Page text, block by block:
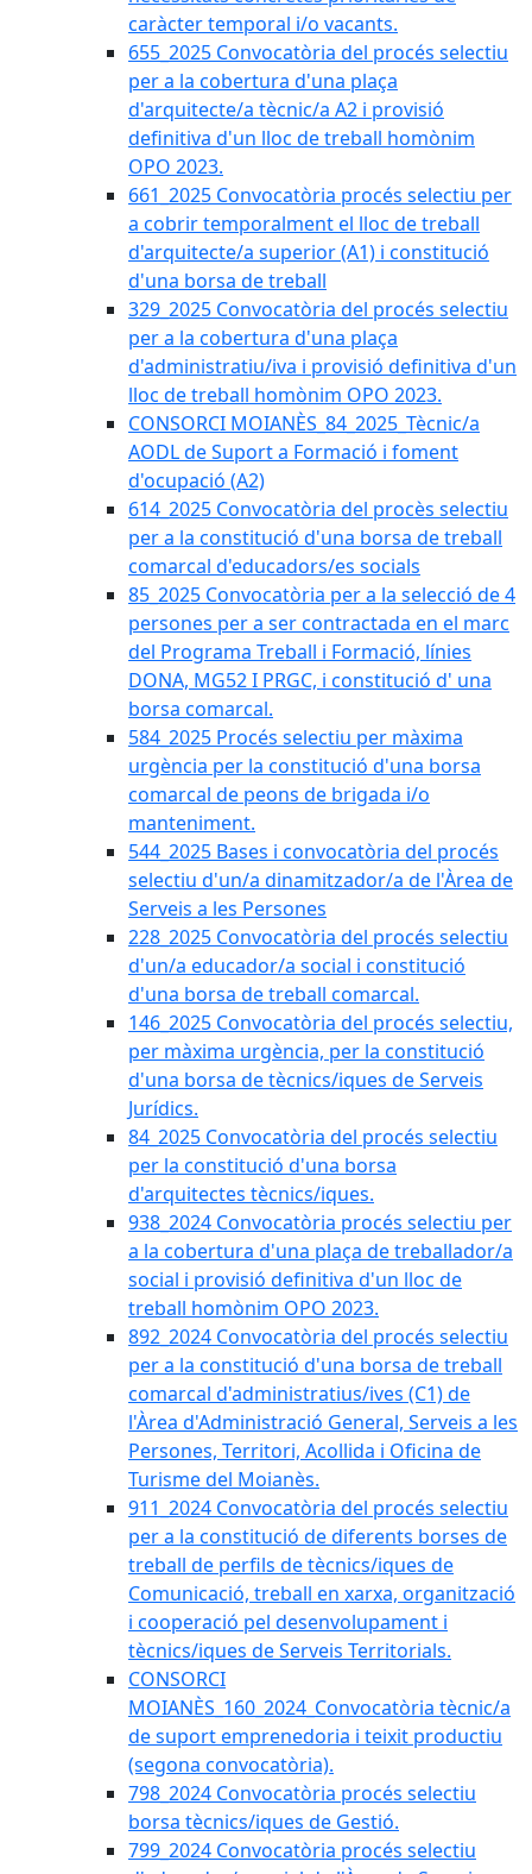
caràcter temporal i/o vacants.
655_2025 Convocatòria del procés selectiu
per a la cobertura d'una plaça
d'arquitecte/a tècnic/a A2 i provisió
definitiva d'un lloc de treball homònim
OPO 2023.
661_2025 Convocatòria procés selectiu per
a cobrir temporalment el lloc de treball
d'arquitecte/a superior (A1) i constitució
d'una borsa de treball
329_2025 Convocatòria del procés selectiu
per a la cobertura d'una plaça
d'administratiu/iva i provisió definitiva d'un
lloc de treball homònim OPO 2023.
CONSORCI MOIANÈS_84_2025_Tècnic/a
AODL de Suport a Formació i foment
d'ocupació (A2)
614_2025 Convocatòria del procès selectiu
per a la constitució d'una borsa de treball
comarcal d'educadors/es socials
85_2025 Convocatòria per a la selecció de 4
persones per a ser contractada en el marc
del Programa Treball i Formació, línies
DONA, MG52 I PRGC, i constitució d' una
borsa comarcal.
584_2025 Procés selectiu per màxima
urgència per la constitució d'una borsa
comarcal de peons de brigada i/o
manteniment.
544_2025 Bases i convocatòria del procés
selectiu d'un/a dinamitzador/a de l'Àrea de
Serveis a les Persones
228_2025 Convocatòria del procés selectiu
d'un/a educador/a social i constitució
d'una borsa de treball comarcal.
146_2025 Convocatòria del procés selectiu,
per màxima urgència, per la constitució
d'una borsa de tècnics/iques de Serveis
Jurídics.
84_2025 Convocatòria del procés selectiu
per la constitució d'una borsa
d'arquitectes tècnics/iques.
938_2024 Convocatòria procés selectiu per
a la cobertura d'una plaça de treballador/a
social i provisió definitiva d'un lloc de
treball homònim OPO 2023.
892_2024 Convocatòria del procés selectiu
per a la constitució d'una borsa de treball
comarcal d'administratius/ives (C1) de
l'Àrea d'Administració General, Serveis a les
Persones, Territori, Acollida i Oficina de
Turisme del Moianès.
911_2024 Convocatòria del procés selectiu
per a la constitució de diferents borses de
treball de perfils de tècnics/iques de
Comunicació, treball en xarxa, organització
i cooperació pel desenvolupament i
tècnics/iques de Serveis Territorials.
CONSORCI
MOIANÈS_160_2024_Convocatòria tècnic/a
de suport emprenedoria i teixit productiu
(segona convocatòria).
798_2024 Convocatòria procés selectiu
borsa tècnics/iques de Gestió.
799_2024 Convocatòria procés selectiu